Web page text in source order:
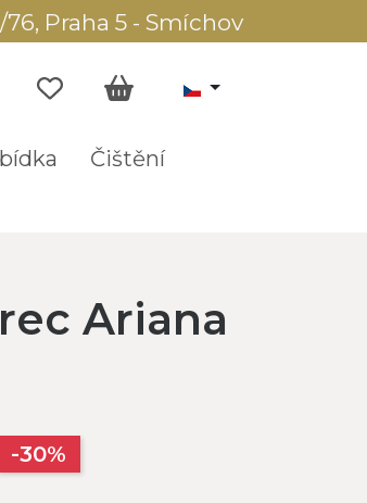
Praha 5 - Smíchov
Čištění
Ariana
-30%